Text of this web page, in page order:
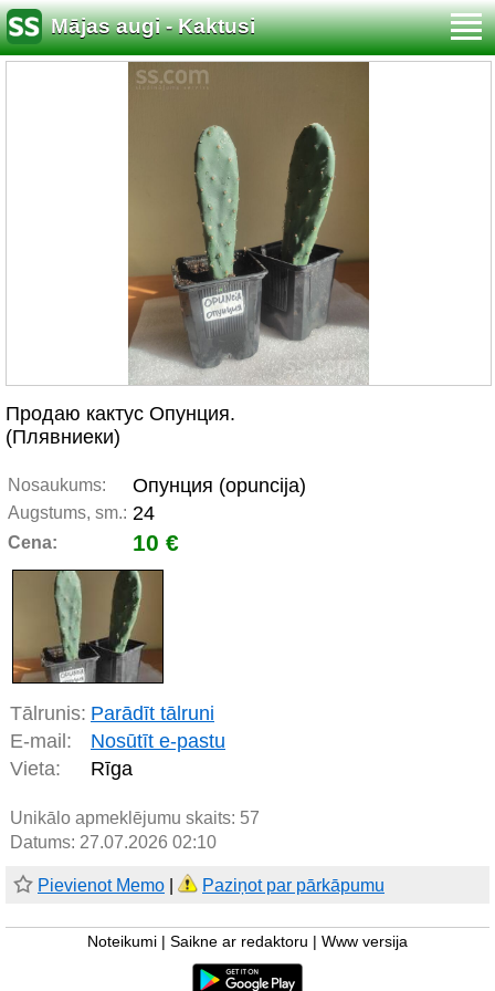
Mājas augi - Kaktusi
Продаю кактус Опунция.
(Плявниеки)
Nosaukums: Опунция (opuncija)
Augstums, sm.: 24
Cena: 10 €
Tālrunis: Parādīt tālruni
E-mail:
Nosūtīt e-pastu
Vieta:
Rīga
Unikālo apmeklējumu skaits: 57
Datums: 27.07.2026 02:10
Pievienot Memo Paziņot par pārkāpumu
Noteikumi Saikne ar redaktoru Www versija